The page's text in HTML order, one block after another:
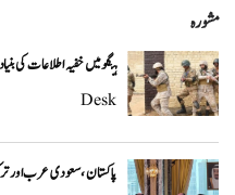
مشورہ
ہنگو میں خفیہ اطلاعات کی بنیاد پر
Desk
پاکستان، سعودی عرب اور